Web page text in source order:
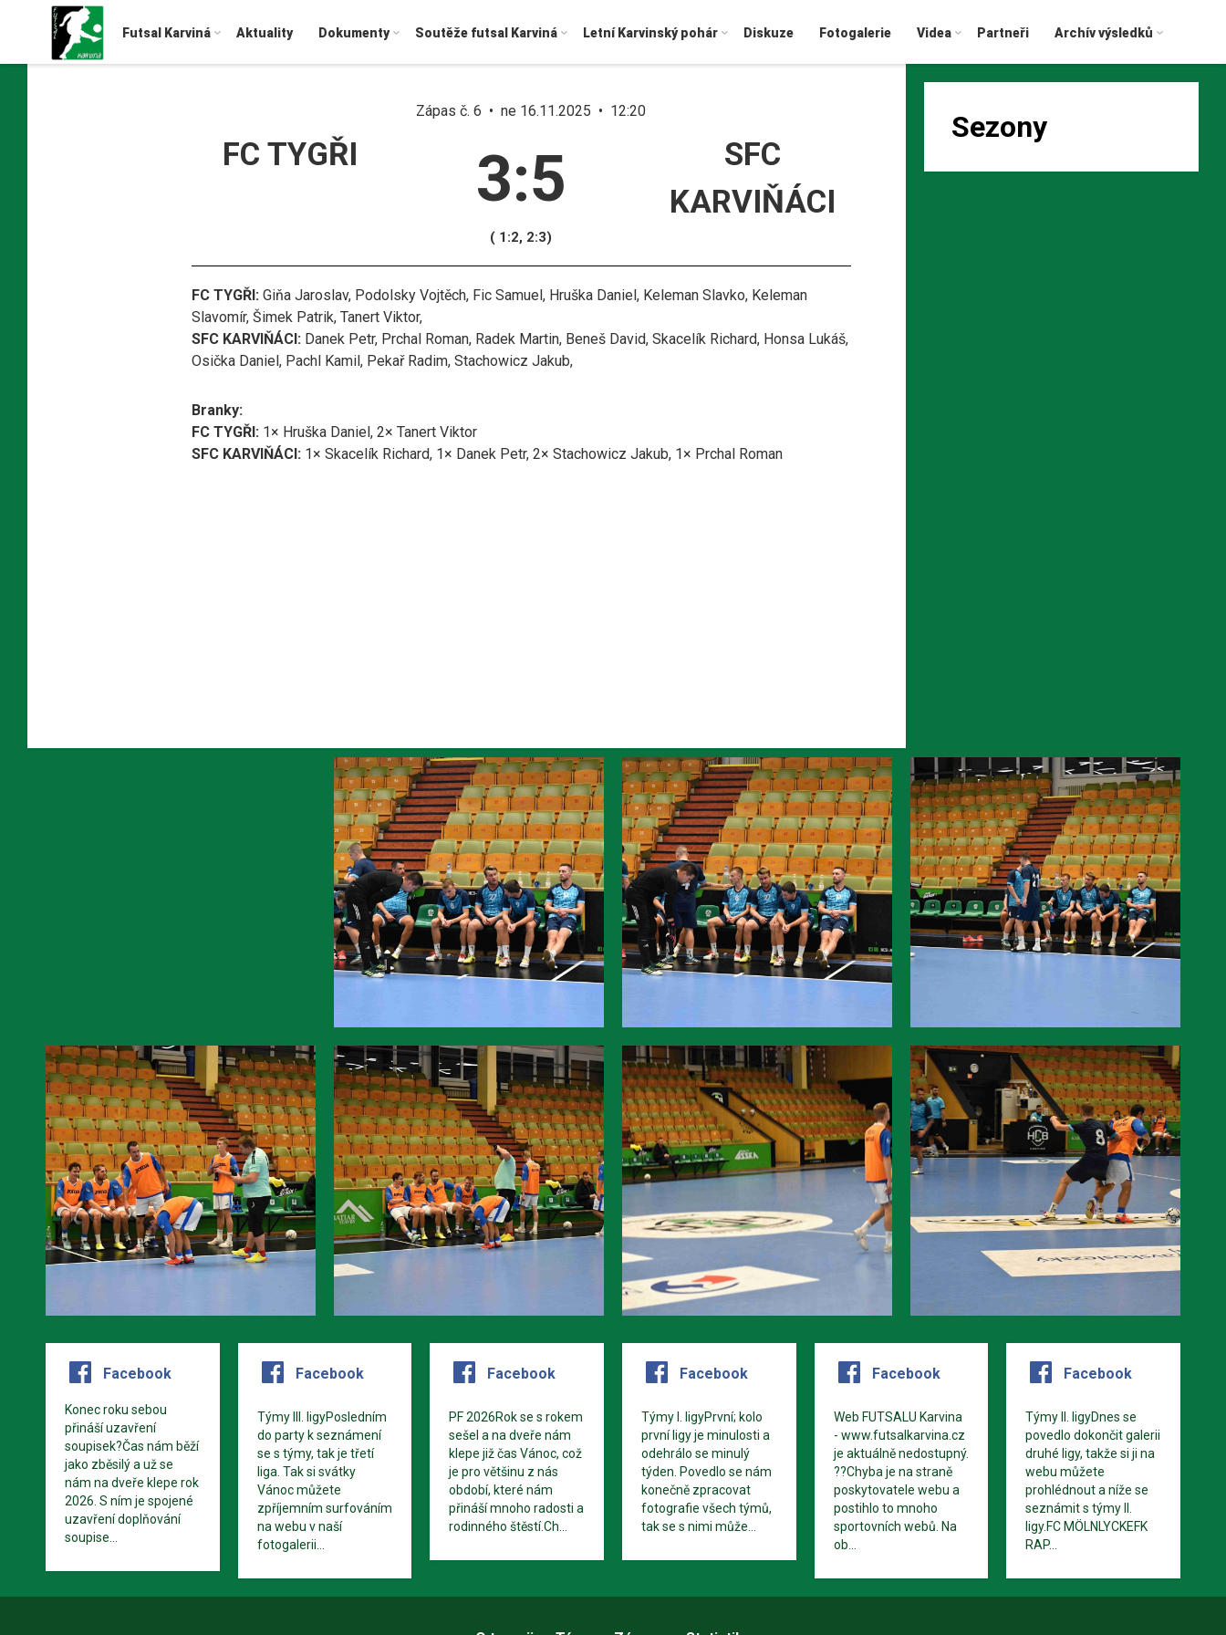
Futsal Karviná Aktuality Dokumenty Soutěže futsal Karviná Letní Karvinský pohár Diskuze Fotogalerie Videa Partneři Archív výsledků
Zápas č. 6 • ne 16.11.2025 • 12:20
FC TYGŘI 3:5
( 1:2, 2:3)
SFC
KARVIŇÁCI
FC TYGŘI: Giňa Jaroslav, Podolsky Vojtěch, Fic Samuel, Hruška Daniel, Keleman Slavko, Keleman
Slavomír, Šimek Patrik, Tanert Viktor,
SFC KARVIŇÁCI: Danek Petr, Prchal Roman, Radek Martin, Beneš David, Skacelík Richard, Honsa Lukáš,
Osička Daniel, Pachl Kamil, Pekař Radim, Stachowicz Jakub,
Branky:
FC TYGŘI: 1× Hruška Daniel, 2× Tanert Viktor
SFC KARVIŇÁCI: 1× Skacelík Richard, 1× Danek Petr, 2× Stachowicz Jakub, 1× Prchal Roman
Sezony
Facebook
Konec roku sebou
přináší uzavření
soupisek?Čas nám běží
jako zběsilý a už se
nám na dveře klepe rok
2026. S ním je spojené
uzavření doplňování
soupise...
Facebook
Týmy III. ligyPosledním
do party k seznámení
se s týmy, tak je třetí
liga. Tak si svátky
Vánoc můžete
zpříjemním surfováním
na webu v naší
fotogalerii...
Facebook
PF 2026Rok se s rokem
sešel a na dveře nám
klepe již čas Vánoc, což
je pro většinu z nás
období, které nám
přináší mnoho radosti a
rodinného štěstí.Ch...
Facebook
Týmy I. ligyPrvní; kolo
první ligy je minulosti a
odehrálo se minulý
týden. Povedlo se nám
konečně zpracovat
fotografie všech týmů,
tak se s nimi může...
Facebook
Web FUTSALU Karvina
- www.futsalkarvina.cz
je aktuálně nedostupný.
??Chyba je na straně
poskytovatele webu a
postihlo to mnoho
sportovních webů. Na
ob...
Facebook
Týmy II. ligyDnes se
povedlo dokončit galerii
druhé ligy, takže si ji na
webu můžete
prohlédnout a níže se
seznámit s týmy II.
ligy.FC MÖLNLYCKEFK
RAP...